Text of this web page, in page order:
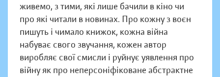
живемо, з тими, які лише бачили в кіно чи
про які читали в новинах. Про кожну з воєн
пишуть і чимало книжок, кожна війна
набуває свого звучання, кожен автор
виробляє свої смисли і руйнує уявлення про
війну як про неперсоніфіковане абстрактне